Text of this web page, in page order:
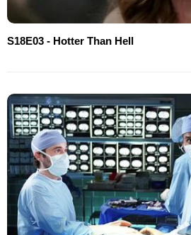
S18E03 - Hotter Than Hell